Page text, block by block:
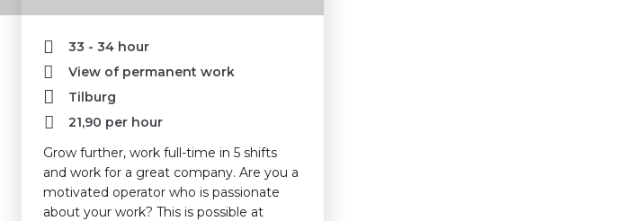
33 - 34 hour
View of permanent work
Tilburg
21,90 per hour
Grow further, work full-time in 5 shifts
and work for a great company. Are you a
motivated operator who is passionate
about your work? This is possible at